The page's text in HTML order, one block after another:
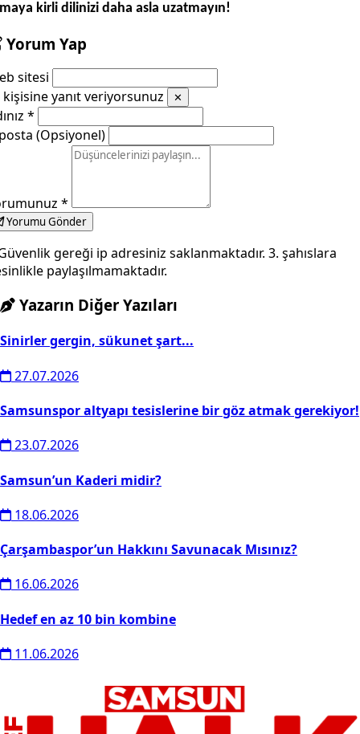
kirli dilinizi daha asla uzatmayın!
Yorum Yap
sitesi
kişisine yanıt veriyorsunuz
✕
*
(Opsiyonel)
*
Yorumu Gönder
gereği ip adresiniz saklanmaktadır. 3. şahıslara
paylaşılmamaktadır.
Yazarın Diğer Yazıları
Sinirler gergin, sükunet şart...
27.07.2026
Samsunspor altyapı tesislerine bir göz atmak gerekiyor!
23.07.2026
Samsun’un Kaderi midir?
18.06.2026
Çarşambaspor’un Hakkını Savunacak Mısınız?
16.06.2026
Hedef en az 10 bin kombine
11.06.2026